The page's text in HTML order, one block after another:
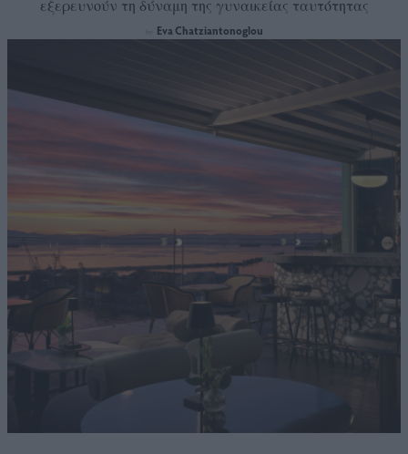
εξερευνούν τη δύναμη της γυναικείας ταυτότητας
Eva Chatziantonoglou